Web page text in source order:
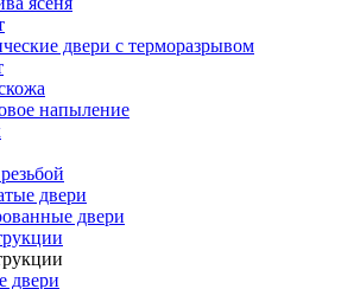
двери с терморазрывом
напыление
двери
двери
двери